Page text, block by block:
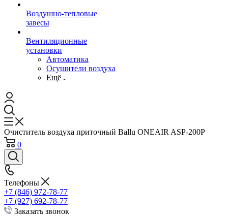
Воздушно-тепловые
завесы
Вентиляционные
установки
Автоматика
Осушители воздуха
Ещё
Очиститель воздуха приточный Ballu ONEAIR ASP-200P
0
Телефоны
+7 (846) 972-78-77
+7 (927) 692-78-77
Заказать звонок